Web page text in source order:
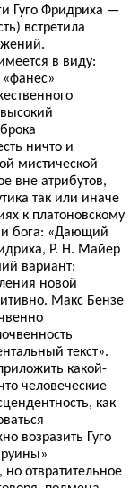
Гуго Фридриха —
встретила
в виду:
ничто и
мистической
вне атрибутов,
так или иначе
к платоновскому
бога: «Дающий
Р. Н. Майер
вариант:
новой
Макс Бензе
текст».
какой-
человеческие
как
возразить Гуго
отвратительное